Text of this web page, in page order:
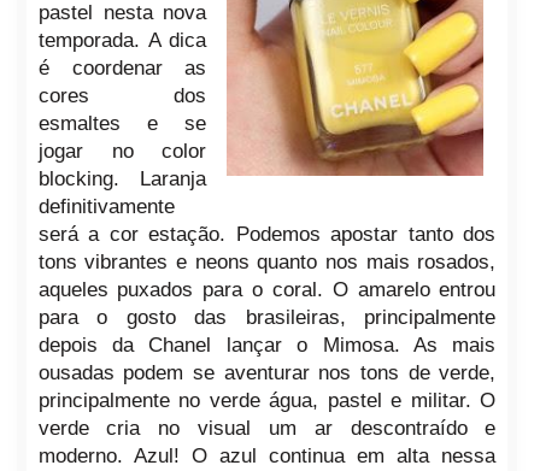
pastel nesta nova
temporada. A dica
é coordenar as
cores dos
esmaltes e se
jogar no color
blocking. Laranja
definitivamente
será a cor estação. Podemos apostar tanto dos
tons vibrantes e neons quanto nos mais rosados,
aqueles puxados para o coral. O amarelo entrou
para o gosto das brasileiras, principalmente
depois da Chanel lançar o Mimosa. As mais
ousadas podem se aventurar nos tons de verde,
principalmente no verde água, pastel e militar. O
verde cria no visual um ar descontraído e
moderno. Azul! O azul continua em alta nessa